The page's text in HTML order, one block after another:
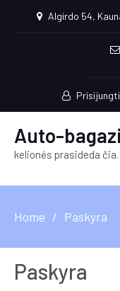
Algirdo 54,
Auto-
kelionės prasideda
Home Paskyra
Paskyra